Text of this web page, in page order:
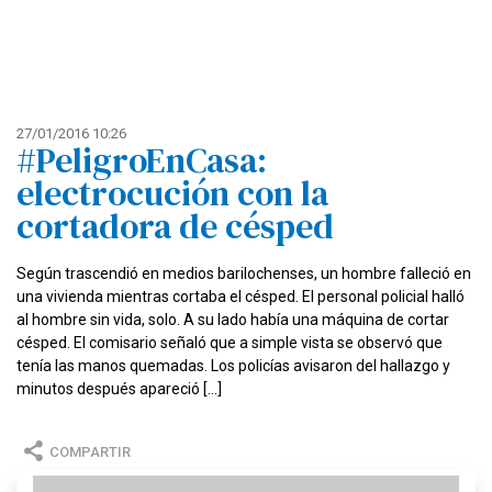
27/01/2016 10:26
#PeligroEnCasa:
electrocución con la
cortadora de césped
Según trascendió en medios barilochenses, un hombre falleció en
una vivienda mientras cortaba el césped. El personal policial halló
al hombre sin vida, solo. A su lado había una máquina de cortar
césped. El comisario señaló que a simple vista se observó que
tenía las manos quemadas. Los policías avisaron del hallazgo y
minutos después apareció […]
COMPARTIR